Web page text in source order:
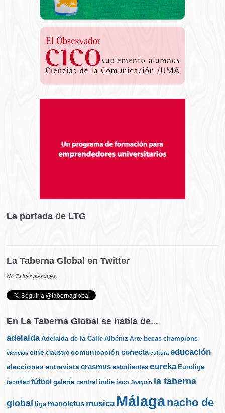
La portada de LTG
La Taberna Global en Twitter
No Twitter messages.
En La Taberna Global se habla de...
adelaida Adelaida de la Calle Albéniz Arte becas champions
ciencias cine claustro comunicación conecta cultura educación
elecciones entrevista erasmus estudiantes eureka Euroliga
facultad fútbol galería central indie isco Joaquín la taberna
global liga manoletus musica Málaganacho de